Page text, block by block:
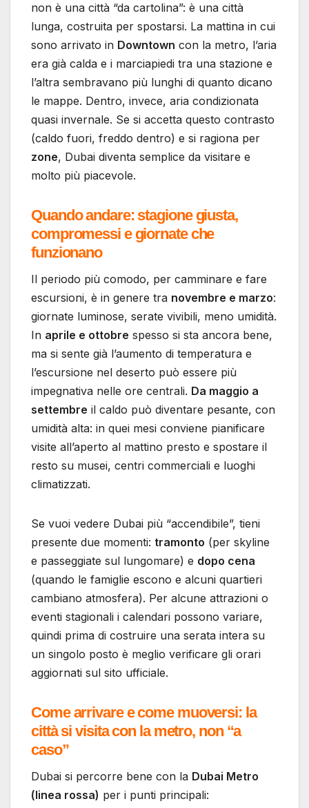
non è una città “da cartolina”: è una città
lunga, costruita per spostarsi. La mattina in cui
sono arrivato in Downtown con la metro, l’aria
era già calda e i marciapiedi tra una stazione e
l’altra sembravano più lunghi di quanto dicano
le mappe. Dentro, invece, aria condizionata
quasi invernale. Se si accetta questo contrasto
(caldo fuori, freddo dentro) e si ragiona per
zone, Dubai diventa semplice da visitare e
molto più piacevole.
Quando andare: stagione giusta,
compromessi e giornate che
funzionano
Il periodo più comodo, per camminare e fare
escursioni, è in genere tra novembre e marzo:
giornate luminose, serate vivibili, meno umidità.
In aprile e ottobre spesso si sta ancora bene,
ma si sente già l’aumento di temperatura e
l’escursione nel deserto può essere più
impegnativa nelle ore centrali. Da maggio a
settembre il caldo può diventare pesante, con
umidità alta: in quei mesi conviene pianificare
visite all’aperto al mattino presto e spostare il
resto su musei, centri commerciali e luoghi
climatizzati.
Se vuoi vedere Dubai più “accendibile”, tieni
presente due momenti: tramonto (per skyline
e passeggiate sul lungomare) e dopo cena
(quando le famiglie escono e alcuni quartieri
cambiano atmosfera). Per alcune attrazioni o
eventi stagionali i calendari possono variare,
quindi prima di costruire una serata intera su
un singolo posto è meglio verificare gli orari
aggiornati sul sito ufficiale.
Come arrivare e come muoversi: la
città si visita con la metro, non “a
caso”
Dubai si percorre bene con la Dubai Metro
(linea rossa) per i punti principali: